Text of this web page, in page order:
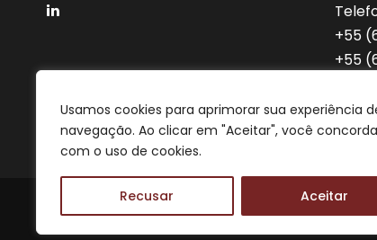
Usamos cookies para aprimorar sua experiência
navegação. Ao clicar em "Aceitar", você concorda
com o uso de cookies.
Recusar Aceitar
‎+55
‎+55